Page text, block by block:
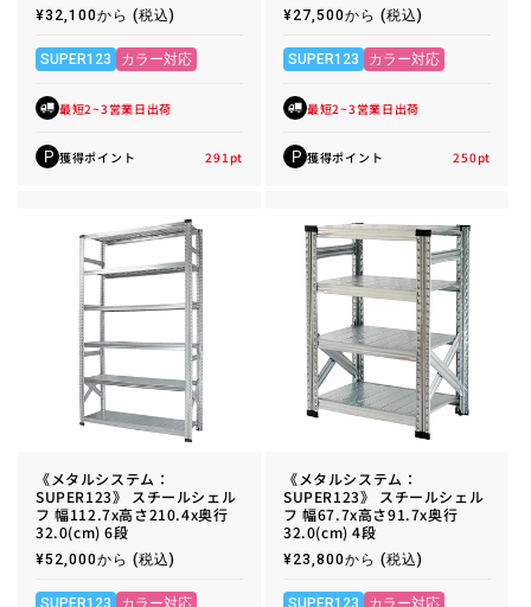
通
価
格
¥32,100から (税込)
SUPER123 カラー対応
最短2~3営業日出荷
P 獲得ポイント 291 pt
通
価
格
¥27,500から (税込)
SUPER123 カラー対応
最短2~3営業日出荷
P 獲得ポイント 250pt
《メタルシステム：
SUPER123》 スチールシェル
フ 幅112.7x高さ210.4x奥行
32.0(cm) 6段
通
価
格
¥52,000から (税込)
SUPER123 カラー対応
《メタルシステム：
SUPER123》 スチールシェル
フ 幅67.7x高さ91.7x奥行
32.0(cm) 4段
通
価
格
¥23,800から (税込)
SUPER123 カラー対応